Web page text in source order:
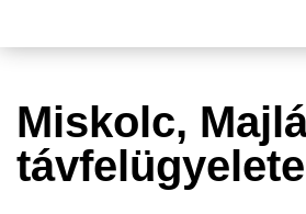
Miskolc,
távfelügyelete